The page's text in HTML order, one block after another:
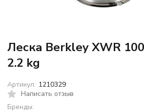
Леска Berkley XWR
2.2 kg
Написать отзыв
Бренды:
Артикул: 1210329